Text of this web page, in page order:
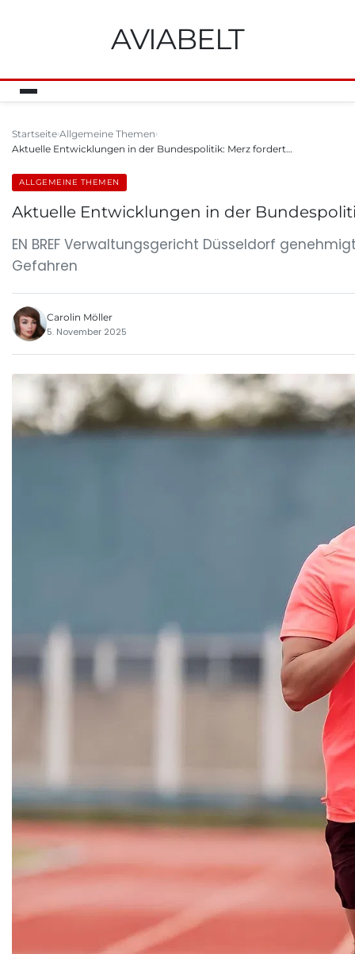
AVIABELT
Startseite Allgemeine Themen
Aktuelle Entwicklungen in der Bundespolitik: Merz fordert…
ALLGEMEINE THEMEN
Aktuelle Entwicklungen in der
EN BREF Verwaltungsgericht Düsseldorf
Gefahren
Carolin Möller
5. November 2025